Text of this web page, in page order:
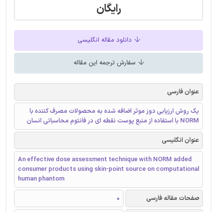
رایگان
دانلود مقاله انگلیسی
سفارش ترجمه این مقاله
عنوان فارسی
یک روش ارزیابی دوز موثر اضافه شده به محصولات مصرف کننده با
NORM با استفاده از منبع پوست نقطه ای در فانتوم محاسباتی انسان
عنوان انگلیسی
An effective dose assessment technique with NORM added
consumer products using skin-point source on computational
human phantom
صفحات مقاله فارسی
0